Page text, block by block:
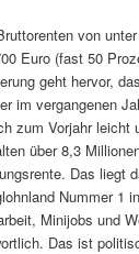
von
Euro (fast 50
geht hervor,
im vergangenen
zum Vorjahr leicht
über 8,3
Das liegt
Nummer 1
Minijobs und
Das ist